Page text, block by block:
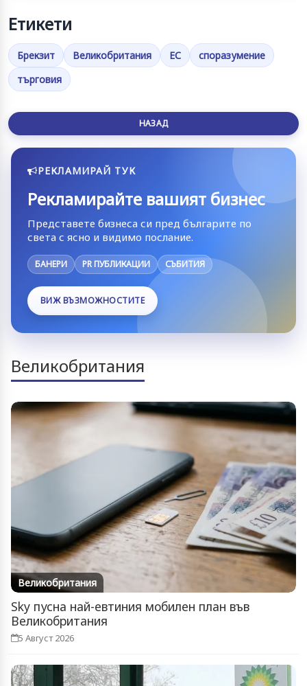
Етикети
Брекзит Великобритания ЕС
споразумение
търговия
НАЗАД
РЕКЛАМИРАЙ ТУК
Рекламирайте вашият бизнес
Представете бизнеса си пред българите по
света с ясно и видимо послание.
БАНЕРИ PR ПУБЛИКАЦИИ СЪБИТИЯ
ВИЖ ВЪЗМОЖНОСТИТЕ
Великобритания
Великобритания
Sky пусна най-евтиния мобилен план във
Великобритания
5 Август 2026